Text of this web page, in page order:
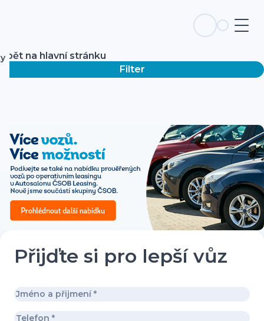
Zpět na hlavní stránku
Filter
Přijďte si pro lepší vůz